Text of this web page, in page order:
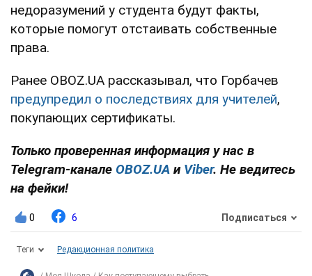
недоразумений у студента будут факты,
которые помогут отстаивать собственные
права.
Ранее OBOZ.UA рассказывал, что Горбачев
предупредил о последствиях для учителей,
покупающих сертификаты.
Только проверенная информация у нас в
Telegram-канале OBOZ.UA и Viber. Не ведитесь
на фейки!
0 6 Подписаться
Теги Редакционная политика